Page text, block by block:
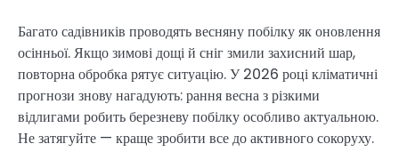
Багато садівників проводять весняну побілку як оновлення
осінньої. Якщо зимові дощі й сніг змили захисний шар,
повторна обробка рятує ситуацію. У 2026 році кліматичні
прогнози знову нагадують: рання весна з різкими
відлигами робить березневу побілку особливо актуальною.
Не затягуйте — краще зробити все до активного сокоруху.